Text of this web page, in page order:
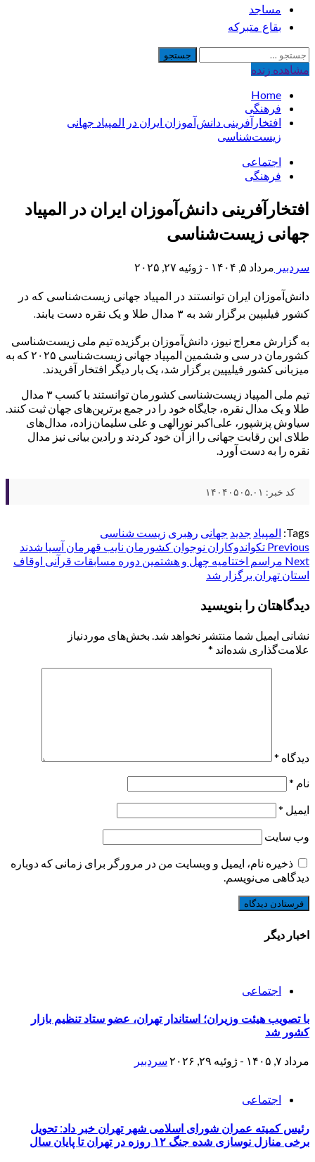
مساجد
بقاع متبرکه
جستجو
برای:
مشاهده‌ زنده
Home
فرهنگی
افتخارآفرینی دانش‌آموزان ایران در المپیاد جهانی
زیست‌شناسی
اجتماعی
فرهنگی
افتخارآفرینی دانش‌آموزان ایران در المپیاد
جهانی زیست‌شناسی
سردبیر مرداد ۵, ۱۴۰۴ - ژوئیه ۲۷, ۲۰۲۵
دانش‌آموزان ایران توانستند در المپیاد جهانی زیست‌شناسی که در
کشور فیلیپین برگزار شد به ۳ مدال طلا و یک نقره دست یابند.
به گزارش معراج نیوز، دانش‌آموزان برگزیده تیم ملی زیست‌شناسی
کشورمان در سی‌ و ششمین المپیاد جهانی زیست‌شناسی ۲۰۲۵ که به
میزبانی کشور فیلیپین برگزار شد، یک بار دیگر افتخار آفریدند.
تیم ملی المپیاد زیست‌شناسی کشورمان توانستند با کسب ۳ مدال
طلا و یک مدال نقره، جایگاه خود را در جمع برترین‌های جهان ثبت کنند.
سیاوش پزشپور، علی‌اکبر نورالهی و علی سلیمان‌زاده، مدال‌های
طلای این رقابت جهانی را از آن خود کردند و رادین بیانی نیز مدال
نقره را به دست آورد.
کد خبر: ۱۴۰۴۰۵۰۵.۰۱
Tags: المپیاد جدید جهانی رهبری زیست شناسی
Post
navigation
Previous تکواندوکاران نوجوان کشورمان نایب قهرمان آسیا شدند
Next مراسم اختتامیه چهل و هشتمین دوره مسابقات قرآنی اوقاف
استان تهران برگزار شد
دیدگاهتان را بنویسید
نشانی ایمیل شما منتشر نخواهد شد. بخش‌های موردنیاز
علامت‌گذاری شده‌اند *
دیدگاه *
نام *
ایمیل *
وب‌ سایت
ذخیره نام، ایمیل و وبسایت من در مرورگر برای زمانی که دوباره
دیدگاهی می‌نویسم.
اخبار دیگر
اجتماعی
با تصویب هیئت وزیران؛ استاندار تهران، عضو ستاد تنظیم بازار
کشور شد
مرداد ۷, ۱۴۰۵ - ژوئیه ۲۹, ۲۰۲۶ سردبیر
اجتماعی
رئیس کمیته عمران شورای اسلامی شهر تهران خبر داد: تحویل
برخی منازل نوسازی شده جنگ ۱۲ روزه در تهران تا پایان سال